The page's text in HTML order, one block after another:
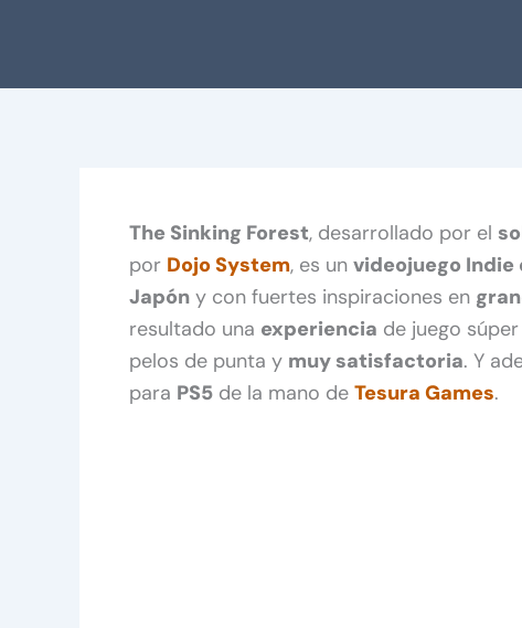
The Sinking Forest, desarrollado por el
por Dojo System, es un videojuego Indie
Japón y con fuertes inspiraciones en
resultado una experiencia de juego súper
pelos de punta y muy satisfactoria. Y
para PS5 de la mano de Tesura Games.